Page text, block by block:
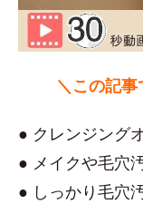
＼この記
● クレンジング
● メイクや毛穴
● しっかり毛穴